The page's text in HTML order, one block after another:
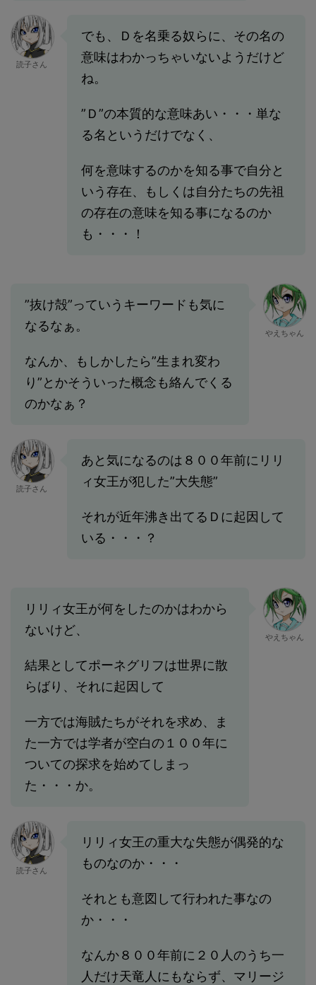
読子さん
でも、Ｄを名乗る奴らに、その名の
意味はわかっちゃいないようだけど
ね。
”Ｄ”の本質的な意味あい・・・単な
る名というだけでなく、
何を意味するのかを知る事で自分と
いう存在、もしくは自分たちの先祖
の存在の意味を知る事になるのか
も・・・！
”抜け殻”っていうキーワードも気に
なるなぁ。
なんか、もしかしたら”生まれ変わ
り”とかそういった概念も絡んでくる
のかなぁ？
やえちゃん
読子さん
あと気になるのは８００年前にリリ
ィ女王が犯した”大失態”
それが近年沸き出てるＤに起因して
いる・・・？
リリィ女王が何をしたのかはわから
ないけど、
結果としてポーネグリフは世界に散
らばり、それに起因して
一方では海賊たちがそれを求め、ま
た一方では学者が空白の１００年に
ついての探求を始めてしまっ
た・・・か。
やえちゃん
読子さん
リリィ女王の重大な失態が偶発的な
ものなのか・・・
それとも意図して行われた事なの
か・・・
なんか８００年前に２０人のうち一
人だけ天竜人にもならず、マリージ